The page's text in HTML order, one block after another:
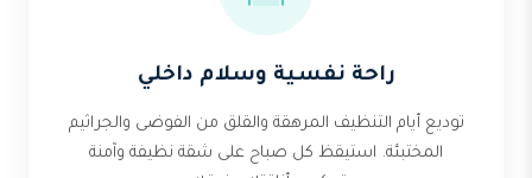
راحة نفسية وسلام داخلي
توديع أيام التنظيف المرهقة والقلق من الفوضى والجراثيم
المختبئة. استيقظ كل صباح على شقة نظيفة وآمنة